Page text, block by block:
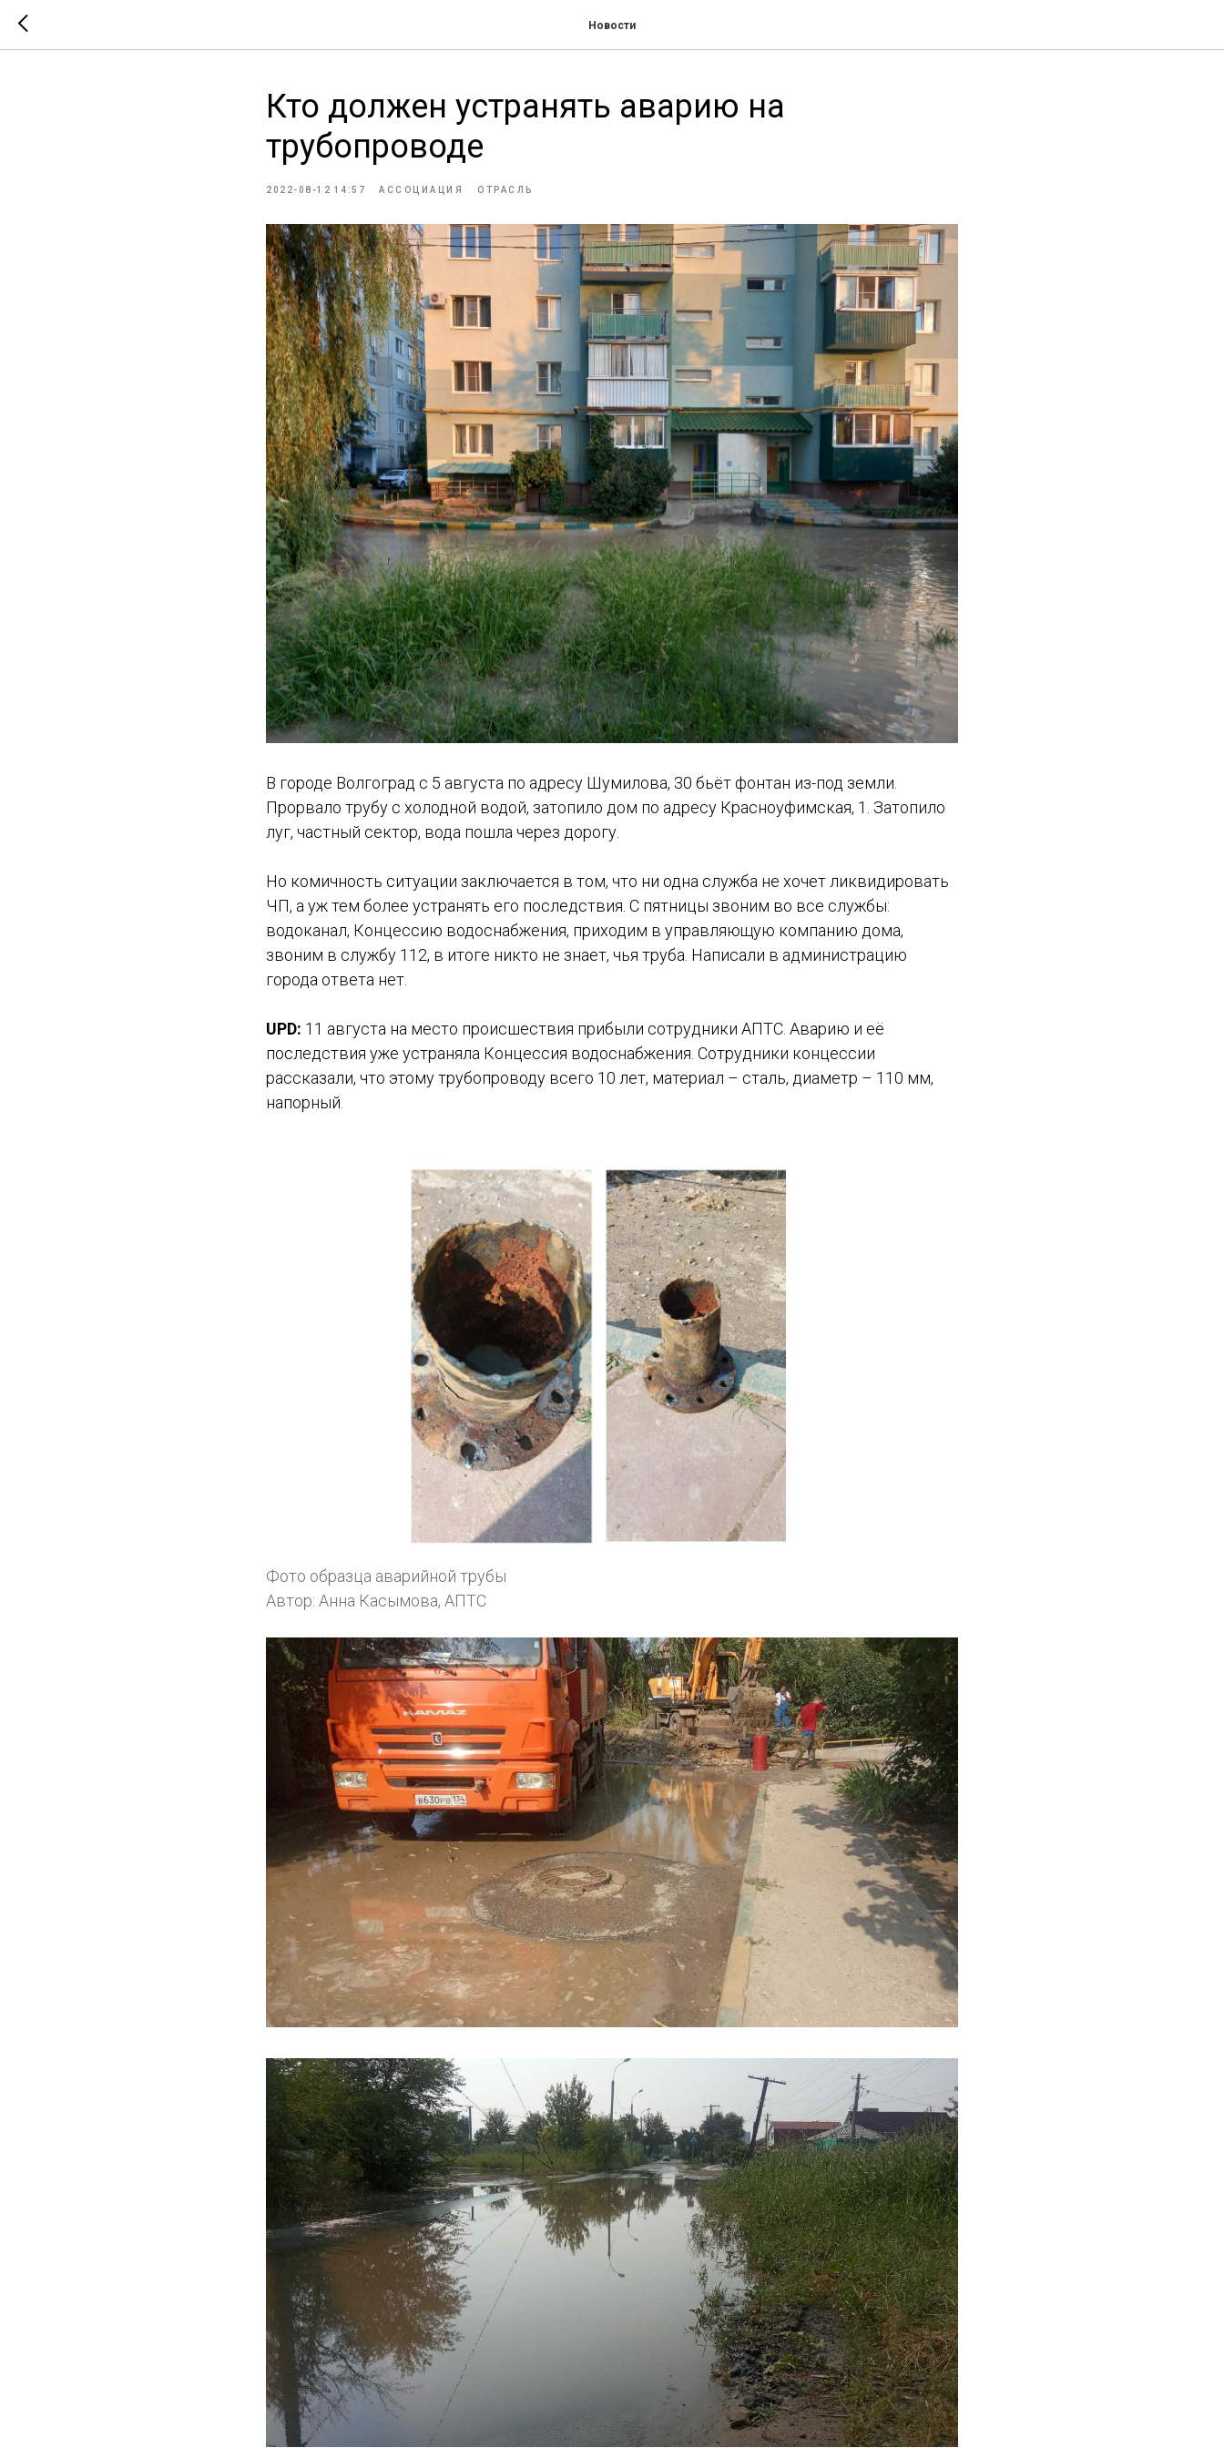
Новости
Кто должен устранять аварию на
трубопроводе
2022-08-12 14:57 АССОЦИАЦИЯ ОТРАСЛЬ
В городе Волгоград с 5 августа по адресу Шумилова, 30 бьёт фонтан из-под земли.
Прорвало трубу с холодной водой, затопило дом по адресу Красноуфимская, 1. Затопило
луг, частный сектор, вода пошла через дорогу.
Но комичность ситуации заключается в том, что ни одна служба не хочет ликвидировать
ЧП, а уж тем более устранять его последствия. С пятницы звоним во все службы:
водоканал, Концессию водоснабжения, приходим в управляющую компанию дома,
звоним в службу 112, в итоге никто не знает, чья труба. Написали в администрацию
города ответа нет.
UPD: 11 августа на место происшествия прибыли сотрудники АПТС. Аварию и её
последствия уже устраняла Концессия водоснабжения. Сотрудники концессии
рассказали, что этому трубопроводу всего 10 лет, материал – сталь, диаметр – 110 мм,
напорный.
Фото образца аварийной трубы
Автор: Анна Касымова, АПТС